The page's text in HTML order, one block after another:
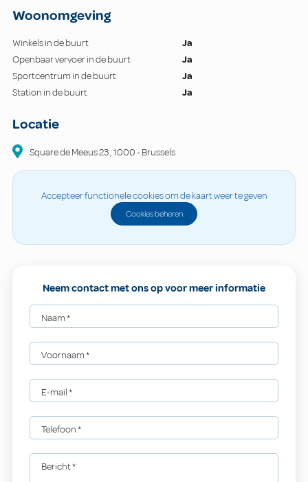
Woonomgeving
Winkels in de buurt
Ja
Openbaar vervoer in de buurt
Ja
Sportcentrum in de buurt
Ja
Station in de buurt
Ja
Locatie
Square de Meeus23,1000-Brussels
Accepteer functionele cookies om de kaart weer te geven
Cookies beheren
Neem contact met ons op voor meer informatie
Naam*
Voornaam*
E-mail*
Telefoon*
Bericht*